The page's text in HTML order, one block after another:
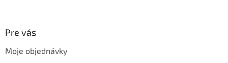
Pre vás
Moje objednávky